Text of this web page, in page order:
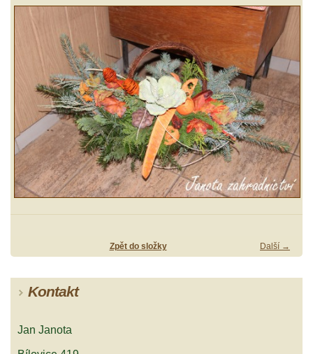
Další →
Zpět do složky
Kontakt
Jan Janota